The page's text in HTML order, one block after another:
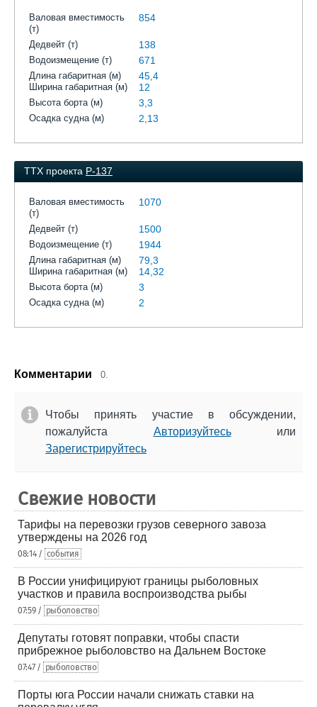
Валовая вместимость
(т)
854
Дедвейт (т) 138
Водоизмещение (т) 671
Длина габаритная (м) 45,4
Ширина габаритная (м) 12
Высота борта (м) 3,3
Осадка судна (м) 2,13
ТТХ проекта Р-137
Валовая вместимость
(т)
1070
Дедвейт (т) 1500
Водоизмещение (т) 1944
Длина габаритная (м) 79,3
Ширина габаритная (м) 14,32
Высота борта (м) 3
Осадка судна (м) 2
Комментарии 0.
Чтобы принять участие в обсуждении,
пожалуйста Авторизуйтесьили
Зарегистрируйтесь
Свежие новости
Тарифы на перевозки грузов северного завоза
утверждены на 2026 год
08:14 / события
В России унифицируют границы рыболовных
участков и правила воспроизводства рыбы
07:59 / рыболовство
Депутаты готовят поправки, чтобы спасти
прибрежное рыболовство на Дальнем Востоке
07:47 / рыболовство
Порты юга России начали снижать ставки на